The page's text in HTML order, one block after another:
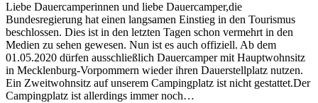
Liebe Dauercamperinnen und liebe Dauercamper,die
Bundesregierung hat einen langsamen Einstieg in den Tourismus
beschlossen. Dies ist in den letzten Tagen schon vermehrt in den
Medien zu sehen gewesen. Nun ist es auch offiziell. Ab dem
01.05.2020 dürfen ausschließlich Dauercamper mit Hauptwohnsitz
in Mecklenburg-Vorpommern wieder ihren Dauerstellplatz nutzen.
Ein Zweitwohnsitz auf unserem Campingplatz ist nicht gestattet.Der
Campingplatz ist allerdings immer noch…